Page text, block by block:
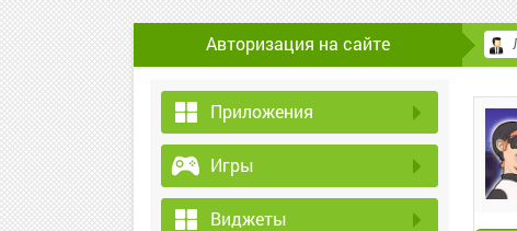
Авторизация на сайте
Приложения
Игры
Виджеты